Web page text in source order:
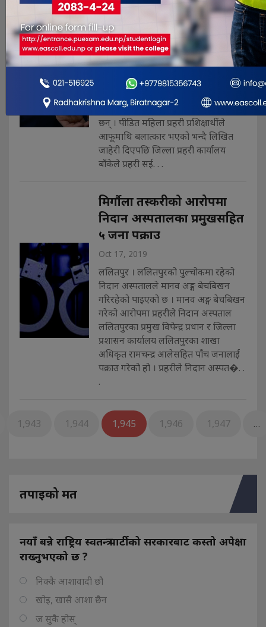
बलात्कार गरेको अभियोगमा सई
पक्राउ
Oct 17, 2019
बाँके । नेपालगञ्जमा रहेको कर्णाली प्रदेश
प्रहरी तालिम केन्द्रमा कार्यरत प्रहरी नायब
निरीक्षक(सई) महिला प्रहरी प्रशिक्षार्थीलाई
बलात्कार गरेको अभियोगमा पक्राउ परेका
छन् । पीडित महिला प्रहरी प्रशिक्षार्थीले
आफूमाथि बलात्कार भएको भन्दै लिखित
जाहेरी दिएपछि जिल्ला प्रहरी कार्यालय
बाँकेले प्रहरी सई. . .
मिर्गाैला तस्करीकाे आरोपमा
निदान अस्पतालका प्रमुखसहित
५ जना पक्राउ
Oct 17, 2019
ललितपुर । ललितपुरको पुल्चोकमा रहेको
निदान अस्पतालले मानव अङ्ग बेचबिखन
गरिरहेको पाइएको छ । मानव अङ्ग बेचबिखन
गरेको आरोपमा प्रहरीले निदान अस्पताल
ललितपुरका प्रमुख विपेन्द्र प्रधान र जिल्ला
प्रशासन कार्यालय ललितपुरका शाखा
अधिकृत रामचन्द्र आलेसहित पाँच जनालाई
पक्राउ गरेको हो । प्रहरीले निदान अस्पत�. .
.
1,943 1,944 1,945 1,946 1,947 …
तपाइको मत
नयाँ बन्ने राष्ट्रिय स्वतन्त्र पार्टीको सरकारबाट कस्तो अपेक्षा
राख्नुभएको छ ?
निक्कै आशावादी छौ
खोइ, खासै आशा छैन
ज सुकै होस्